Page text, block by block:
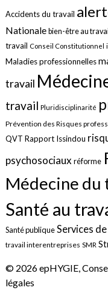
Accidents du travail
Nationale bien-être au
travail Conseil Constitutionnel
Maladies professionnelles
travail
travail Pluridisciplinarité
Prévention des Risques
QVT Rapport Issindou
psychosociauxréforme
Médecine du
Santé au
Santé publiqueServices
travail interentreprises SMR
© 2026 epHYGIE,
légales